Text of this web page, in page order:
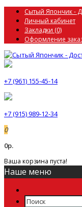
Сытый Япончик -
Личный кабинет
Закладки (0)
Оформление
+7 (961) 155-45-14
+7 (915) 989-12-34
0
0р.
Ваша корзина пуста!
Наше меню